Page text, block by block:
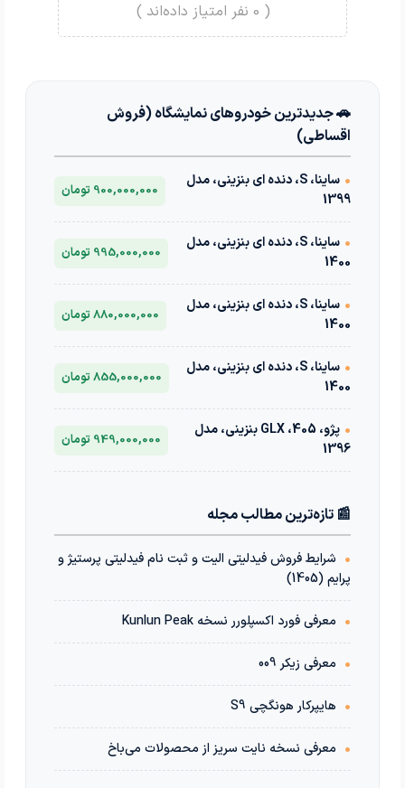
(
0 نفر امتیاز داده‌اند )
🚗 جدیدترین خودروهای نمایشگاه (فروش
اقساطی)
•
ساینا، S، دنده ای بنزینی، مدل
1399
900,000,000 تومان
•
ساینا، S، دنده ای بنزینی، مدل
1400
995,000,000 تومان
•
ساینا، S، دنده ای بنزینی، مدل
1400
880,000,000 تومان
•
ساینا، S، دنده ای بنزینی، مدل
1400
855,000,000 تومان
•
پژو، 405، GLX بنزینی، مدل
1396
949,000,000 تومان
📰 تازه‌ترین مطالب مجله
• شرایط فروش فیدلیتی الیت و ثبت نام فیدلیتی پرستیژ و
پرایم (1405)
• معرفی فورد اکسپلورر نسخه Kunlun Peak
• معرفی زیکر 009
• هایپرکار هونگچی S9
• معرفی نسخه نایت سریز از محصولات می‌باخ